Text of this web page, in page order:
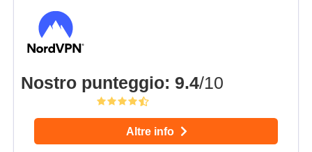
Nostro punteggio: 9.4/10
Altre info